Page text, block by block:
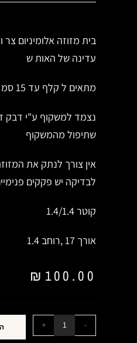
בית מזוזה אלומיניום
עדינה של האות ש
מתאים ל קלף עד 15 סמ
נצמד למשקוף ע"י דבק
שתיפול מהמשקוף
אין צורך לנתק את
לבדיקה יש פקקים
קוטר 1.4/1.4
אורך 17 ,רוחב 1.4
₪ 100.00
-
+